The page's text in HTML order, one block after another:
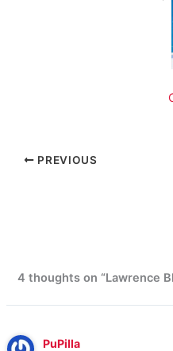
PREVIOUS
4 thoughts on “Lawrence
PuPilla